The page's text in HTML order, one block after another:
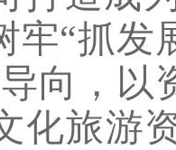
牢“抓发
向，以
化旅游